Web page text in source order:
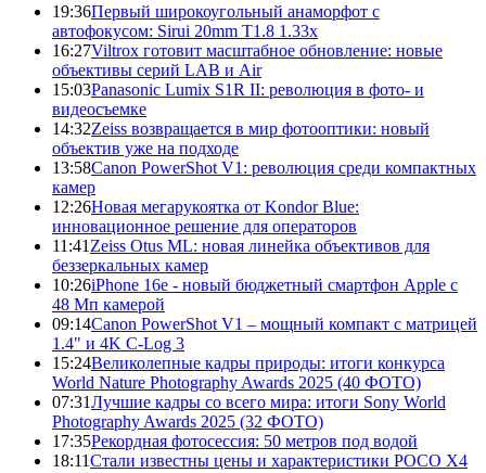
19:36Первый широкоугольный анаморфот с
автофокусом: Sirui 20mm T1.8 1.33x
16:27Viltrox готовит масштабное обновление: новые
объективы серий LAB и Air
15:03Panasonic Lumix S1R II: революция в фото- и
видеосъемке
14:32Zeiss возвращается в мир фотооптики: новый
объектив уже на подходе
13:58Canon PowerShot V1: революция среди компактных
камер
12:26Новая мегарукоятка от Kondor Blue:
инновационное решение для операторов
11:41 Zeiss Otus ML: новая линейка объективов для
беззеркальных камер
10:26iPhone 16e - новый бюджетный смартфон Apple с
48 Мп камерой
09:14Canon PowerShot V1 – мощный компакт с матрицей
1.4" и 4K C-Log 3
15:24Великолепные кадры природы: итоги конкурса
World Nature Photography Awards 2025 (40 ФОТО)
07:31Лучшие кадры со всего мира: итоги Sony World
Photography Awards 2025 (32 ФОТО)
17:35Рекордная фотосессия: 50 метров под водой
18:11Стали известны цены и характеристики POCO X4